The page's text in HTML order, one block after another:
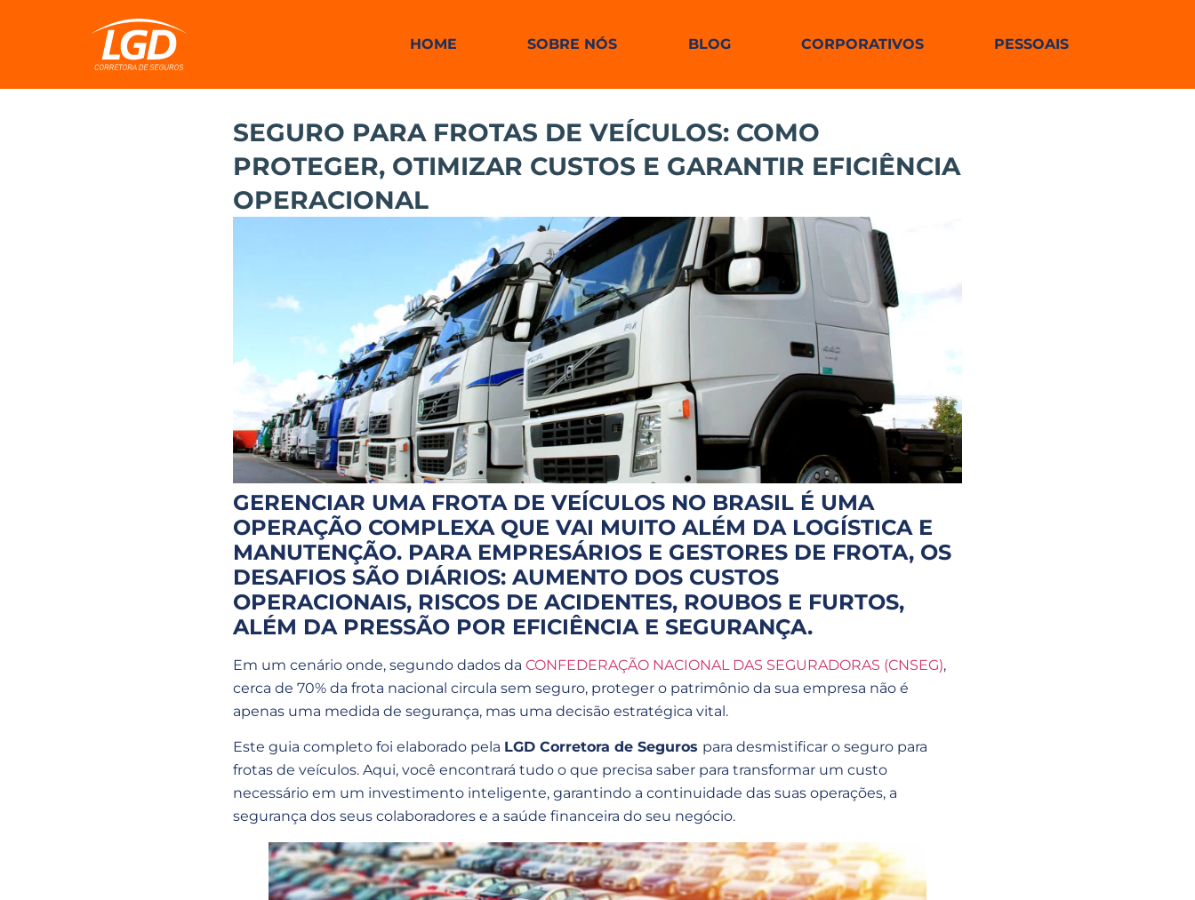
HOME SOBRE NÓS BLOG CORPORATIVOS PESSOAIS
SEGURO PARA FROTAS DE VEÍCULOS: COMO
PROTEGER, OTIMIZAR CUSTOS E GARANTIR EFICIÊNCIA
OPERACIONAL
GERENCIAR UMA FROTA DE VEÍCULOS NO BRASIL É UMA
OPERAÇÃO COMPLEXA QUE VAI MUITO ALÉM DA LOGÍSTICA E
MANUTENÇÃO. PARA EMPRESÁRIOS E GESTORES DE FROTA, OS
DESAFIOS SÃO DIÁRIOS: AUMENTO DOS CUSTOS
OPERACIONAIS, RISCOS DE ACIDENTES, ROUBOS E FURTOS,
ALÉM DA PRESSÃO POR EFICIÊNCIA E SEGURANÇA.
Em um cenário onde, segundo dados da CONFEDERAÇÃO NACIONAL DAS SEGURADORAS (CNSEG),
cerca de 70% da frota nacional circula sem seguro, proteger o patrimônio da sua empresa não é
apenas uma medida de segurança, mas uma decisão estratégica vital.
Este guia completo foi elaborado pela LGD Corretora de Seguros para desmistificar o seguro para
frotas de veículos. Aqui, você encontrará tudo o que precisa saber para transformar um custo
necessário em um investimento inteligente, garantindo a continuidade das suas operações, a
segurança dos seus colaboradores e a saúde financeira do seu negócio.